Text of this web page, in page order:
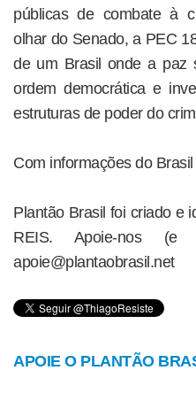
públicas de combate à
olhar do Senado, a PEC
de um Brasil onde a paz
ordem democrática e
estruturas de poder do
Com informações do
Plantão Brasil foi criado e
REIS. Apoie-nos (e
apoie@plantaobrasil.net
APOIE O PLANTÃO